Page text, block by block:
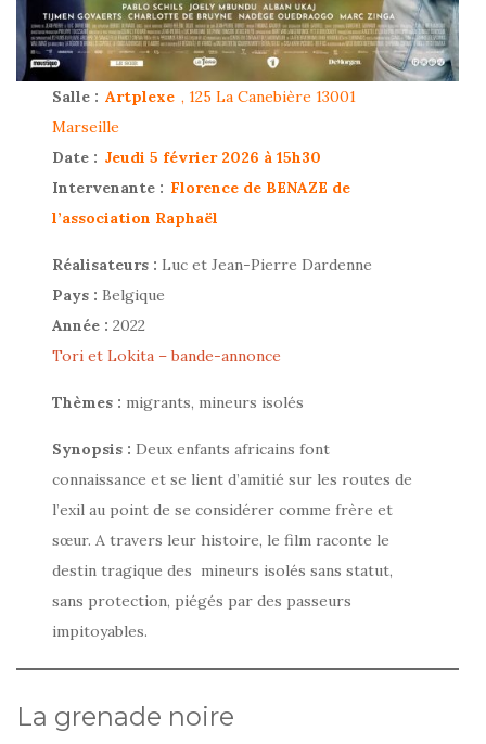
Salle : Artplexe , 125 La Canebière 13001
Marseille
Date : Jeudi 5 février 2026 à 15h30
Intervenante : Florence de BENAZE de
l’association Raphaël
Réalisateurs : Luc et Jean-Pierre Dardenne
Pays : Belgique
Année : 2022
Tori et Lokita – bande-annonce
Thèmes : migrants, mineurs isolés
Synopsis : Deux enfants africains font
connaissance et se lient d’amitié sur les routes de
l’exil au point de se considérer comme frère et
sœur. A travers leur histoire, le film raconte le
destin tragique des mineurs isolés sans statut,
sans protection, piégés par des passeurs
impitoyables.
La grenade noire